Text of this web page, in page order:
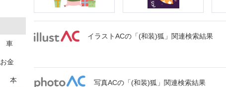
車
お金
本
イラストACの「(和装)狐」関連検索結果
写真ACの「(和装)狐」関連検索結果